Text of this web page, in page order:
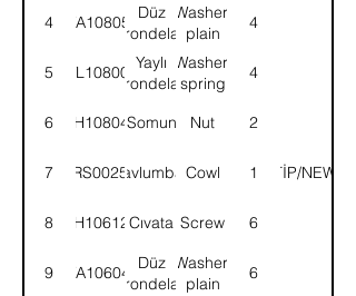
4 WA108051
Düz
rondela
Washer,
plain
4
5 WL108002
Yaylı
rondela
Washer,
spring
4
6 NH108041Somun Nut 2
7 52RS002545DavlumbazCowl 1
YENİTİP/
8 SH106121Cıvata Screw 6
9 WA106041
Düz
rondela
Washer,
plain
6